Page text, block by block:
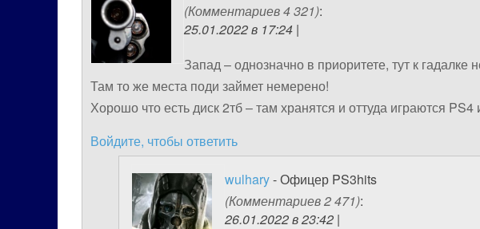
(Комментариев 4 321):
25.01.2022 в 17:24 |
Запад – однозначно в приоритете, тут к гадалке
Там то же места поди займет немерено!
Хорошо что есть диск 2тб – там хранятся и оттуда играются PS4
Войдите, чтобы ответить
wulhary- Офицер PS3hits
(Комментариев 2 471):
26.01.2022 в 23:42 |